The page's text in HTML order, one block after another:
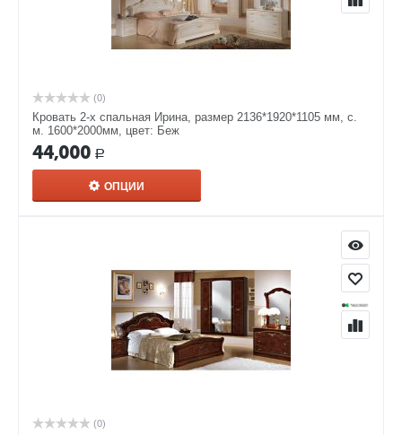
(0)
Кровать 2-х спальная Ирина, размер 2136*1920*1105 мм, с.
м. 1600*2000мм, цвет: Беж
44,000 Р
ОПЦИИ
(0)